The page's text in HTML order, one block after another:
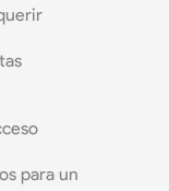
para un